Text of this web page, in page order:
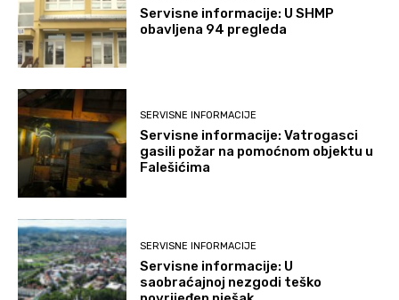
Servisne informacije: U SHMP
obavljena 94 pregleda
SERVISNE INFORMACIJE
Servisne informacije: Vatrogasci
gasili požar na pomoćnom objektu u
Falešićima
SERVISNE INFORMACIJE
Servisne informacije: U
saobraćajnoj nezgodi teško